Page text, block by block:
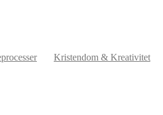
Kristendom & Kreativitet